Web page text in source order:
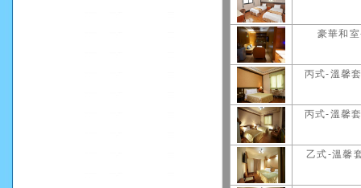
豪華和
丙式-溫馨
丙式-溫馨
乙式-溫馨